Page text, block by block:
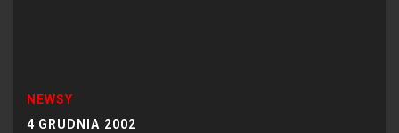
NEWSY
4 GRUDNIA 2002